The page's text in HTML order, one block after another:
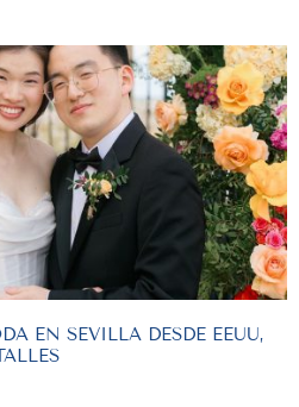
EN SEVILLA DESDE EEUU,